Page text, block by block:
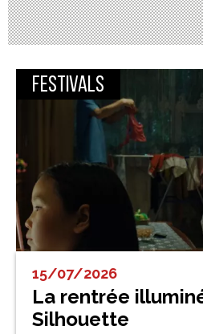
Festivals
15/07/2026
La rentrée
Silhouette